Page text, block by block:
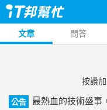
文章 問答
按讚
公告
最熱血的技術盛事